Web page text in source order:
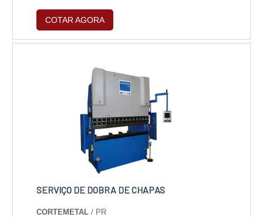
COTAR AGORA
SERVIÇO DE DOBRA DE CHAPAS
CORTEMETAL / PR